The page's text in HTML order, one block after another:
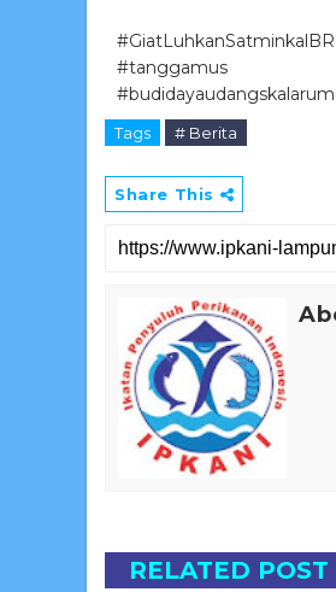
#tanggamus
Tags # Berita
Share This
RELATED POST